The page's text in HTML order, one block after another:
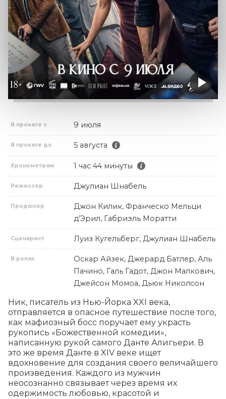
В прокате с 9 июля
В прокате до 5 августа
Хронометраж 1 час 44 минуты
Режиссер Джулиан Шнабель
Продюсер
Джон Килик, Франческо Мельци
д’Эрил, Габриэль Моратти
Сценарист Луиз Кугельберг, Джулиан Шнабель
В ролях
Оскар Айзек, Джерард Батлер, Аль
Пачино, Галь Гадот, Джон Малкович,
Джейсон Момоа, Дьюк Николсон
Ник, писатель из Нью-Йорка XXI века,
отправляется в опасное путешествие после того,
как мафиозный босс поручает ему украсть
рукопись «Божественной комедии»,
написанную рукой самого Данте Алигьери. В
это же время Данте в XIV веке ищет
вдохновение для создания своего величайшего
произведения. Каждого из мужчин
неосознанно связывает через время их
одержимость любовью, красотой и